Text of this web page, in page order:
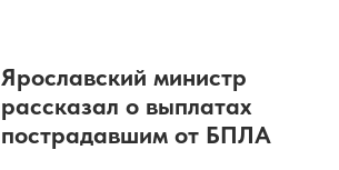
Ярославский министр
рассказал о выплатах
пострадавшим от БПЛА